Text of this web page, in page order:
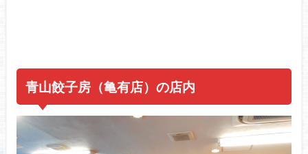
青山餃子房（亀有店）の店内